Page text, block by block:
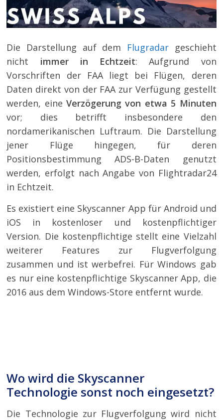
Die Darstellung auf dem Flugradargeschieht
nicht immer in Echtzeit: Aufgrund von
Vorschriften der FAA liegt bei Flügen, deren
Daten direkt von der FAA zur Verfügung gestellt
werden, eineVerzögerung von etwa 5 Minuten
vor; dies betrifft insbesondere den
nordamerikanischen Luftraum. Die Darstellung
jener Flüge hingegen, für deren
Positionsbestimmung ADS-B-Daten genutzt
werden, erfolgt nach Angabe von Flightradar24
in Echtzeit.
Es existiert eine Skyscanner App für Android und
iOS in kostenloser und kostenpflichtiger
Version. Die kostenpflichtige stellt eine Vielzahl
weiterer Features zur Flugverfolgung
zusammen und ist werbefrei. Für Windows gab
es nur eine kostenpflichtige Skyscanner App, die
2016 aus dem Windows-Store entfernt wurde.
Wo wird die Skyscanner
Technologie sonst noch eingesetzt?
Die Technologie zur Flugverfolgung wird nicht